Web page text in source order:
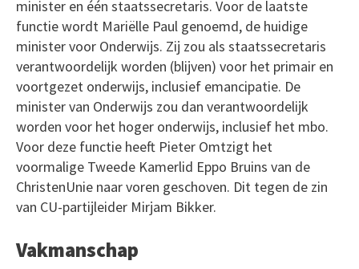
minister en één staatssecretaris. Voor de laatste
functie wordt Mariëlle Paul genoemd, de huidige
minister voor Onderwijs. Zij zou als staatssecretaris
verantwoordelijk worden (blijven) voor het primair en
voortgezet onderwijs, inclusief emancipatie. De
minister van Onderwijs zou dan verantwoordelijk
worden voor het hoger onderwijs, inclusief het mbo.
Voor deze functie heeft Pieter Omtzigt het
voormalige Tweede Kamerlid Eppo Bruins van de
ChristenUnie naar voren geschoven. Dit tegen de zin
van CU-partijleider Mirjam Bikker.
Vakmanschap